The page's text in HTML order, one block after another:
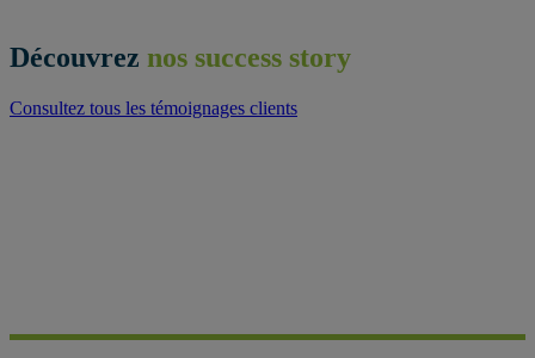
Découvrez nos success story
Consultez tous les témoignages clients